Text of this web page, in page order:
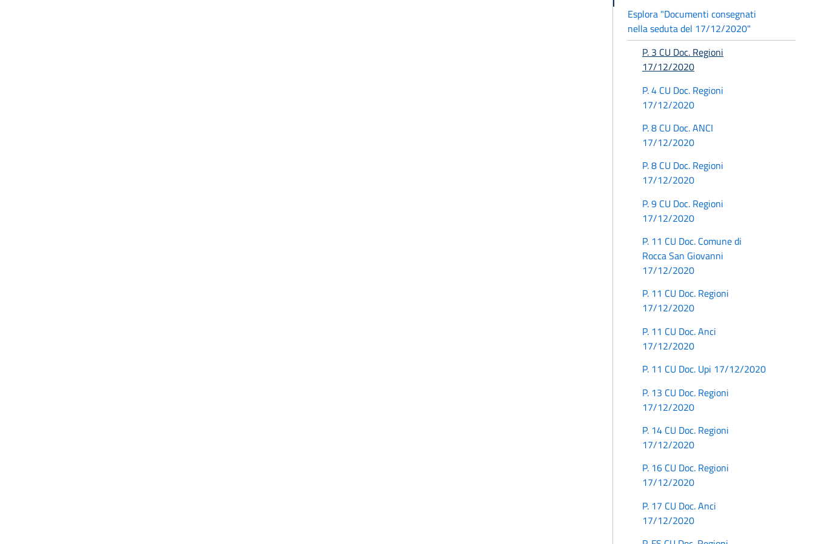
Esplora "Documenti consegnati
nella seduta del 17/12/2020"
P. 3 CU Doc. Regioni
17/12/2020
P. 4 CU Doc. Regioni
17/12/2020
P. 8 CU Doc. ANCI
17/12/2020
P. 8 CU Doc. Regioni
17/12/2020
P. 9 CU Doc. Regioni
17/12/2020
P. 11 CU Doc. Comune di
Rocca San Giovanni
17/12/2020
P. 11 CU Doc. Regioni
17/12/2020
P. 11 CU Doc. Anci
17/12/2020
P. 11 CU Doc. Upi 17/12/2020
P. 13 CU Doc. Regioni
17/12/2020
P. 14 CU Doc. Regioni
17/12/2020
P. 16 CU Doc. Regioni
17/12/2020
P. 17 CU Doc. Anci
17/12/2020